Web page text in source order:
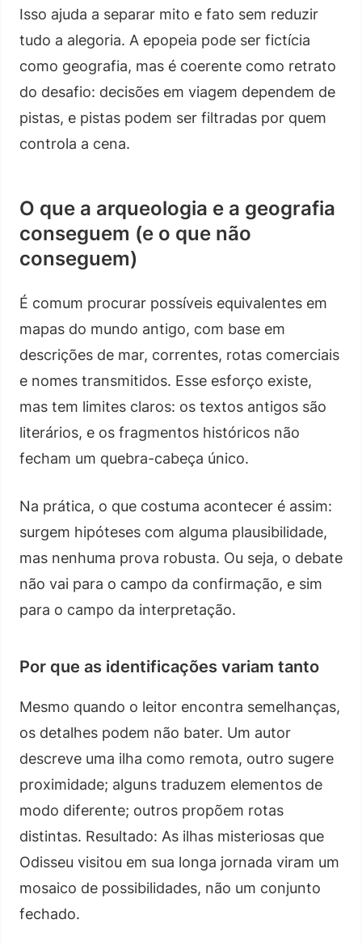
Isso ajuda a separar mito e fato sem reduzir
tudo a alegoria. A epopeia pode ser fictícia
como geografia, mas é coerente como retrato
do desafio: decisões em viagem dependem de
pistas, e pistas podem ser filtradas por quem
controla a cena.
O que a arqueologia e a geografia
conseguem (e o que não
conseguem)
É comum procurar possíveis equivalentes em
mapas do mundo antigo, com base em
descrições de mar, correntes, rotas comerciais
e nomes transmitidos. Esse esforço existe,
mas tem limites claros: os textos antigos são
literários, e os fragmentos históricos não
fecham um quebra-cabeça único.
Na prática, o que costuma acontecer é assim:
surgem hipóteses com alguma plausibilidade,
mas nenhuma prova robusta. Ou seja, o debate
não vai para o campo da confirmação, e sim
para o campo da interpretação.
Por que as identificações variam tanto
Mesmo quando o leitor encontra semelhanças,
os detalhes podem não bater. Um autor
descreve uma ilha como remota, outro sugere
proximidade; alguns traduzem elementos de
modo diferente; outros propõem rotas
distintas. Resultado: As ilhas misteriosas que
Odisseu visitou em sua longa jornada viram um
mosaico de possibilidades, não um conjunto
fechado.